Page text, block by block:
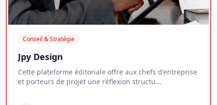
Conseil & Stratégie
Jpy Design
Cette plateforme éditoriale offre aux chefs d'entreprise
et porteurs de projet une réflexion structu...